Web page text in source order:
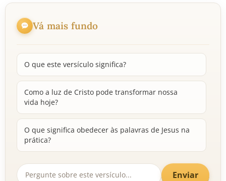
Vá mais fundo
O que este versículo significa?
Como a luz de Cristo pode transformar nossa
vida hoje?
O que significa obedecer às palavras de Jesus na
prática?
Enviar